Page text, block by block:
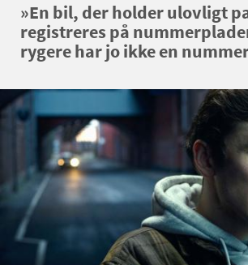
»En bil, der holder ulovligt
registreres på
rygere har jo ikke en